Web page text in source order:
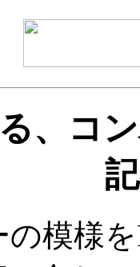
、コ
模様を